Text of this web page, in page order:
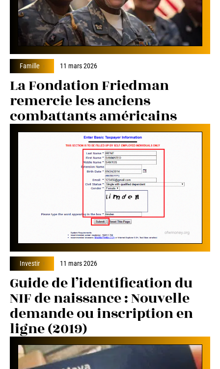
Famille 11 mars 2026
La Fondation Friedman
remercie les anciens
combattants américains
Investir 11 mars 2026
Guide de l’identification du
NIF de naissance : Nouvelle
demande ou inscription en
ligne (2019)